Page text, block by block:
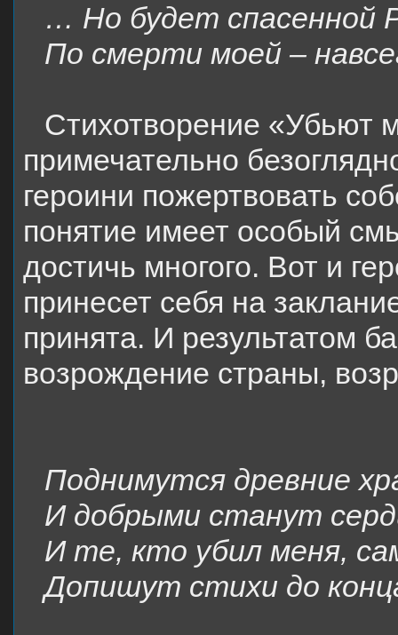
… Но будет спасенной
По смерти моей –
Стихотворение «Убьют
примечательно
героини пожертвовать
понятие имеет особый
достичь многого. Вот и
принесет себя на
принята. И результатом
возрождение страны,
Поднимутся древние
И добрыми станут
И те, кто убил меня,
Допишут стихи до